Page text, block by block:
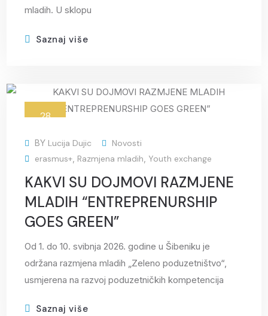
mladih. U sklopu
Saznaj više
28
BY Lucija Dujic
Novosti
erasmus+ Razmjena mladih Youth exchange
KAKVI SU DOJMOVI RAZMJENE
MLADIH “ENTREPRENURSHIP
GOES GREEN”
Od 1. do 10. svibnja 2026. godine u Šibeniku je
održana razmjena mladih „Zeleno poduzetništvo“,
usmjerena na razvoj poduzetničkih kompetencija
Saznaj više